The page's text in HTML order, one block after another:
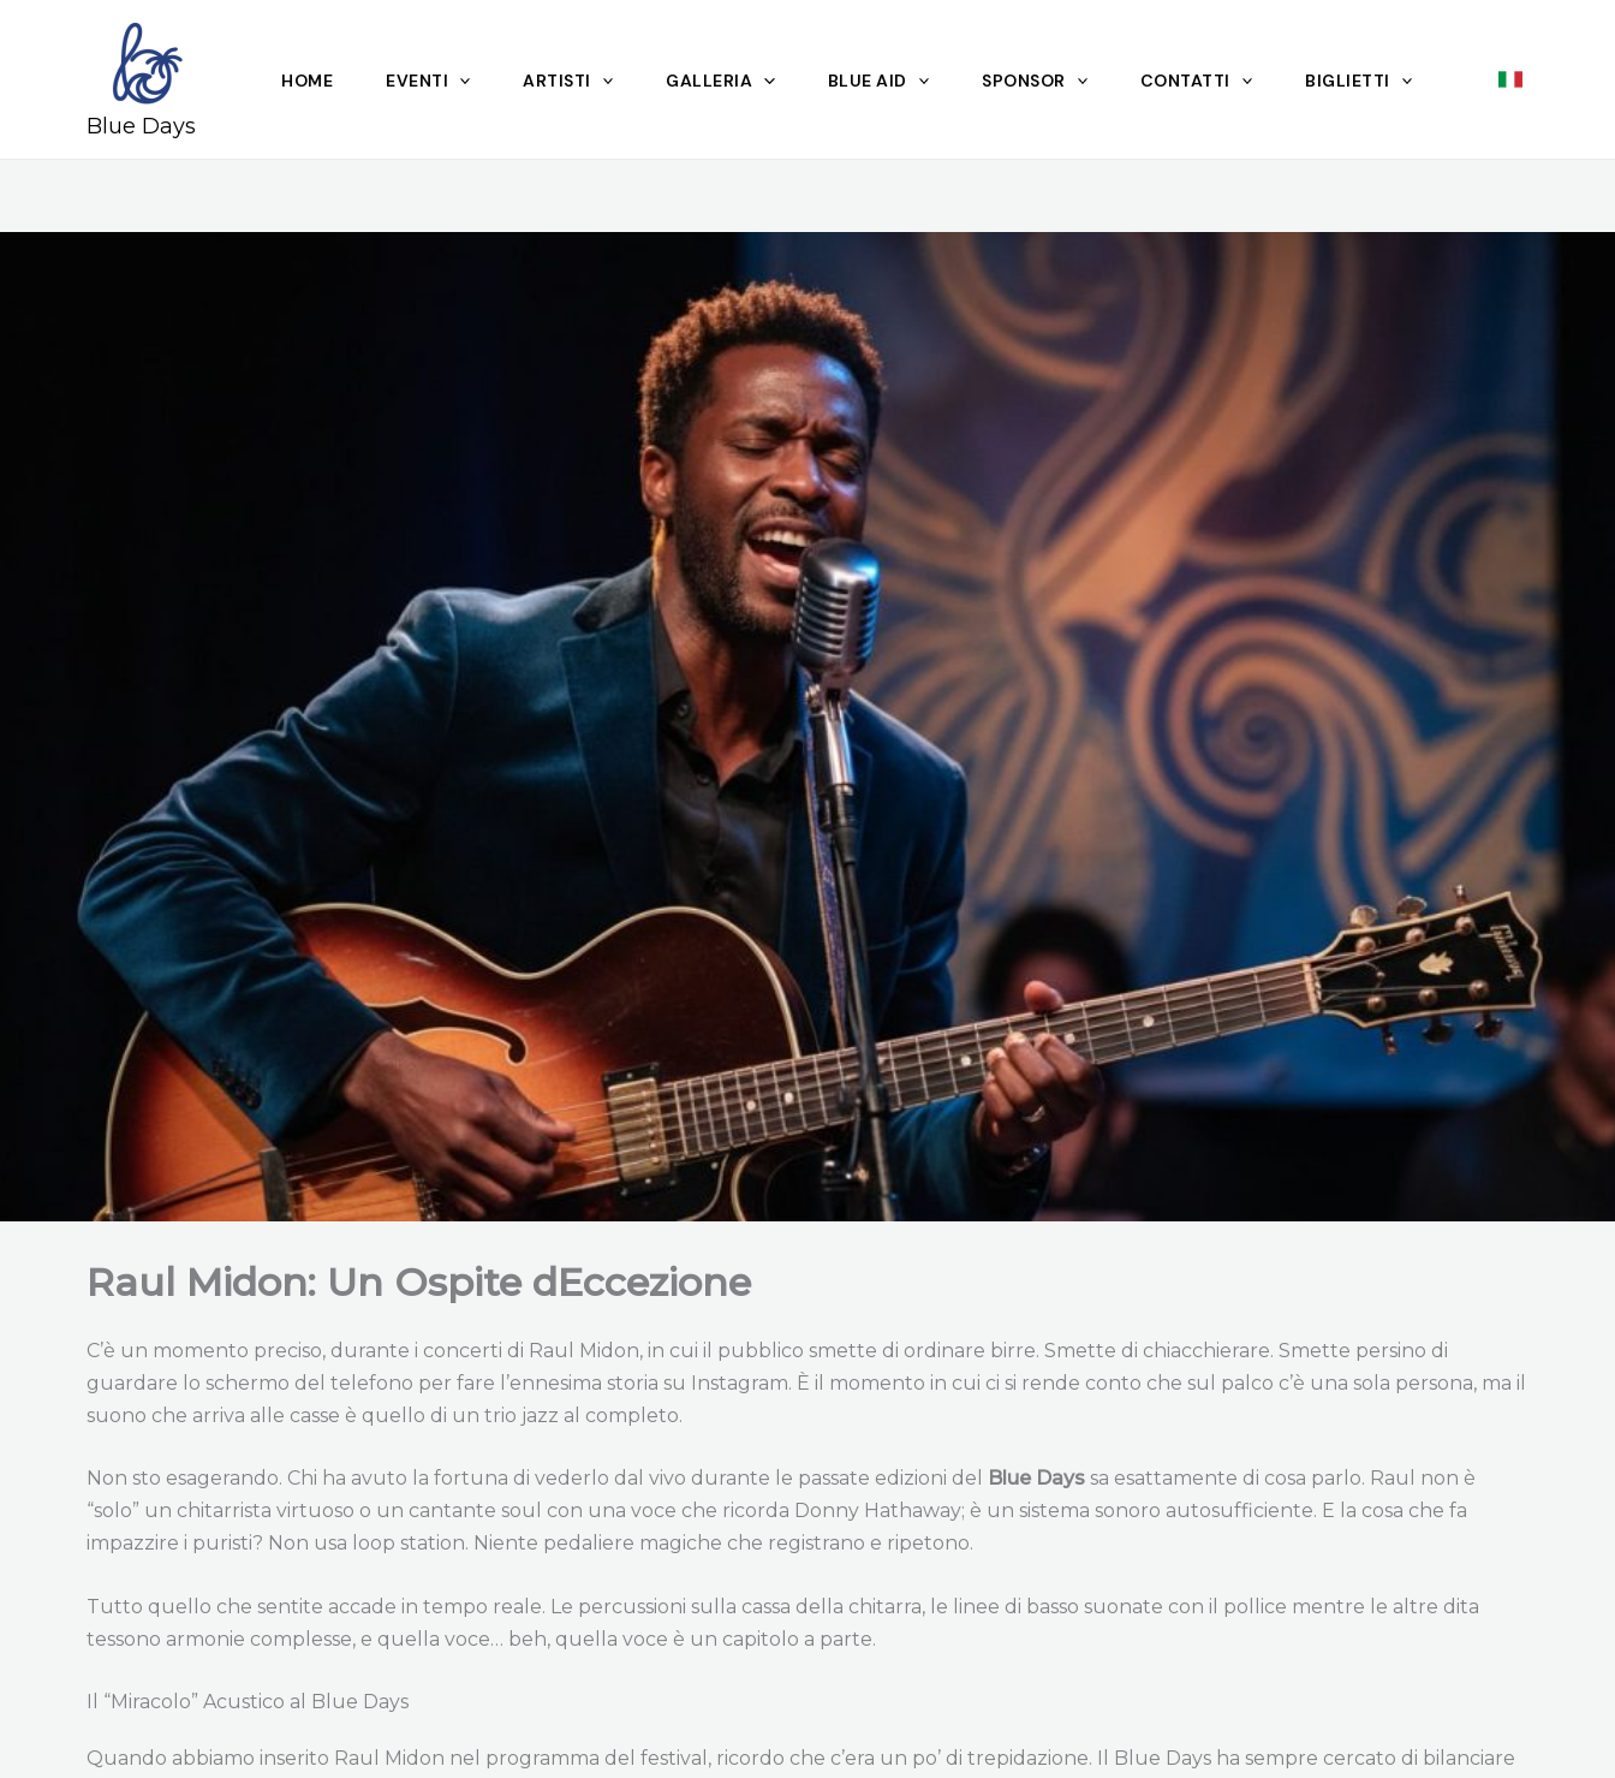
Blue Days
HOME EVENTI ARTISTI GALLERIA BLUE AID SPONSOR CONTATTI BIGLIETTI
Raul Midon: Un Ospite dEccezione
C’è un momento preciso, durante i concerti di Raul Midon, in cui il pubblico smette di ordinare birre. Smette di chiacchierare. Smette persino di
guardare lo schermo del telefono per fare l’ennesima storia su Instagram. È il momento in cui ci si rende conto che sul palco c’è una sola persona, ma il
suono che arriva alle casse è quello di un trio jazz al completo.
Non sto esagerando. Chi ha avuto la fortuna di vederlo dal vivo durante le passate edizioni del Blue Days sa esattamente di cosa parlo. Raul non è
“solo” un chitarrista virtuoso o un cantante soul con una voce che ricorda Donny Hathaway; è un sistema sonoro autosufficiente. E la cosa che fa
impazzire i puristi? Non usa loop station. Niente pedaliere magiche che registrano e ripetono.
Tutto quello che sentite accade in tempo reale. Le percussioni sulla cassa della chitarra, le linee di basso suonate con il pollice mentre le altre dita
tessono armonie complesse, e quella voce… beh, quella voce è un capitolo a parte.
Il “Miracolo” Acustico al Blue Days
Quando abbiamo inserito Raul Midon nel programma del festival, ricordo che c’era un po’ di trepidazione. Il Blue Days ha sempre cercato di bilanciare